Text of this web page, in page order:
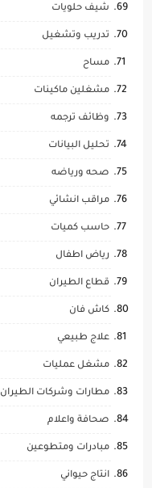
شيف حلويات
تدريب وتشغيل
مساح
مشغلين ماكينات
وظائف ترجمه
تحليل البيانات
صحه ورياضه
مراقب انشائي
حاسب كميات
رياض اطفال
قطاع الطيران
كاش فان
علاج طبيعي
مشغل عمليات
مطارات وشركات الطيران
صحافة واعلام
مبادرات ومتطوعين
انتاج حيواني